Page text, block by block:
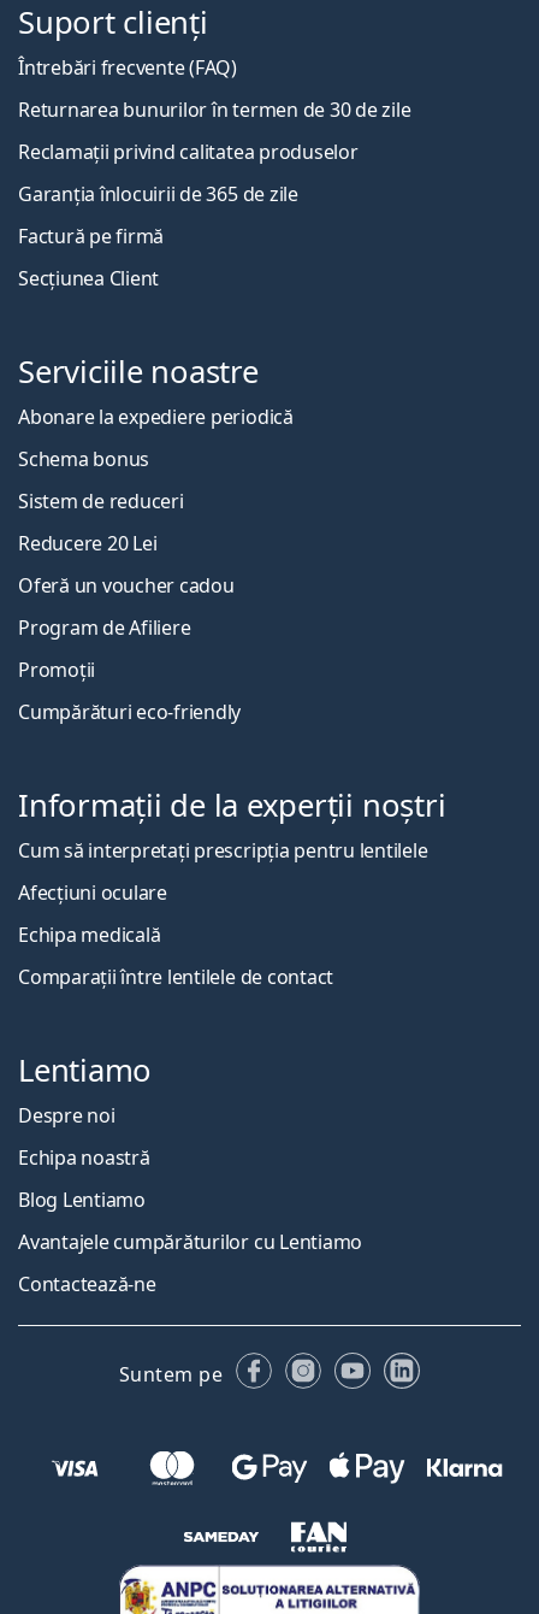
Suport clienți
Întrebări frecvente (FAQ)
Returnarea bunurilor în termen de 30 de zile
Reclamații privind calitatea produselor
Garanția înlocuirii de 365 de zile
Factură pe firmă
Secțiunea Client
Serviciile noastre
Abonare la expediere periodică
Schema bonus
Sistem de reduceri
Reducere 20 Lei
Oferă un voucher cadou
Program de Afiliere
Promoții
Cumpărături eco-friendly
Informații de la experții noștri
Cum să interpretați prescripția pentru lentilele
Afecțiuni oculare
Echipa medicală
Comparații între lentilele de contact
Lentiamo
Despre noi
Echipa noastră
Blog Lentiamo
Avantajele cumpărăturilor cu Lentiamo
Contactează-ne
Suntem pe FacebookInstagram
YouTubeLinkedIn